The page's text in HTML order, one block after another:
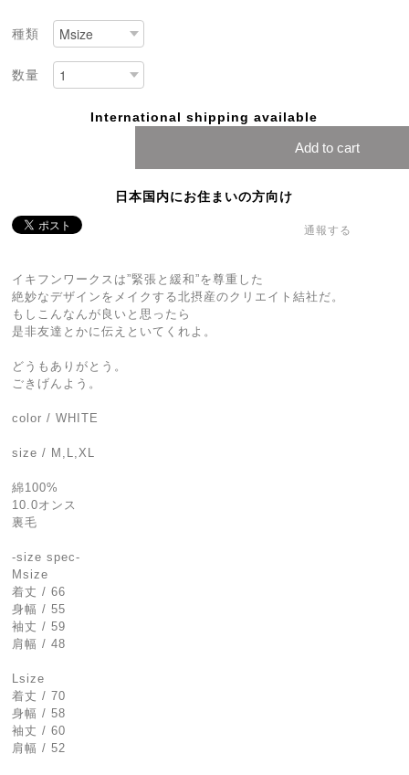
種類
数量
International shipping available
Add to cart
日本国内にお住まいの方向け
通報する
イキフンワークスは”緊張と緩和”を尊重した
絶妙なデザインをメイクする北摂産のクリエイト結社だ。
もしこんなんが良いと思ったら
是非友達とかに伝えといてくれよ。
どうもありがとう。
ごきげんよう。
color / WHITE
size / M,L,XL
綿100%
10.0オンス
裏毛
-size spec-
Msize
着丈 / 66
身幅 / 55
袖丈 / 59
肩幅 / 48
Lsize
着丈 / 70
身幅 / 58
袖丈 / 60
肩幅 / 52